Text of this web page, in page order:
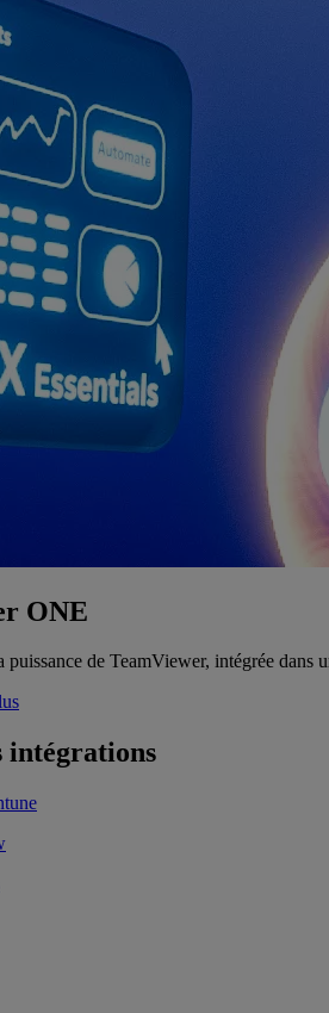
ONE
puissance de TeamViewer, intégrée dans
intégrations